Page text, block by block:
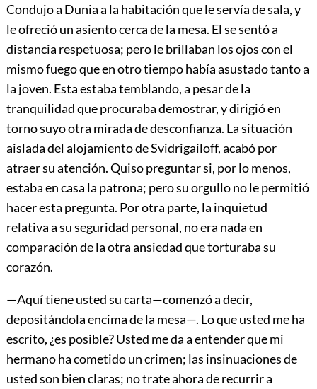
Condujo a Dunia a la habitación que le servía de sala, y
le ofreció un asiento cerca de la mesa. El se sentó a
distancia respetuosa; pero le brillaban los ojos con el
mismo fuego que en otro tiempo había asustado tanto a
la joven. Esta estaba temblando, a pesar de la
tranquilidad que procuraba demostrar, y dirigió en
torno suyo otra mirada de desconfianza. La situación
aislada del alojamiento de Svidrigailoff, acabó por
atraer su atención. Quiso preguntar si, por lo menos,
estaba en casa la patrona; pero su orgullo no le permitió
hacer esta pregunta. Por otra parte, la inquietud
relativa a su seguridad personal, no era nada en
comparación de la otra ansiedad que torturaba su
corazón.
—Aquí tiene usted su carta—comenzó a decir,
depositándola encima de la mesa—. Lo que usted me ha
escrito, ¿es posible? Usted me da a entender que mi
hermano ha cometido un crimen; las insinuaciones de
usted son bien claras; no trate ahora de recurrir a